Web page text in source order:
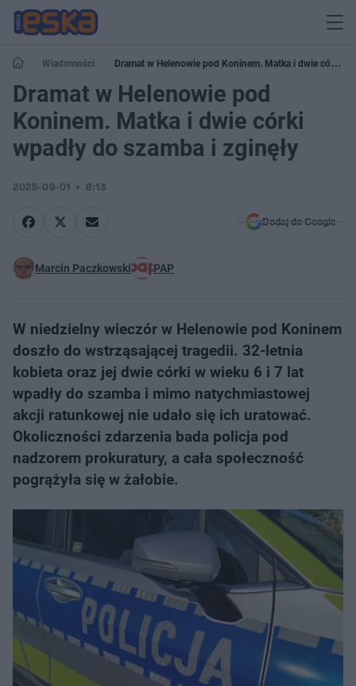
Wiadomości
Dramat w Helenowie pod Koninem. Matka i dwie córki
wpadły do szamba i zginęły
Dramat w Helenowie pod
Koninem. Matka i dwie córki
wpadły do szamba i zginęły
2025-09-01 8:13
Dodaj do Google
Marcin Paczkowski PAP
W niedzielny wieczór w Helenowie pod Koninem
doszło do wstrząsającej tragedii. 32-letnia
kobieta oraz jej dwie córki w wieku 6 i 7 lat
wpadły do szamba i mimo natychmiastowej
akcji ratunkowej nie udało się ich uratować.
Okoliczności zdarzenia bada policja pod
nadzorem prokuratury, a cała społeczność
pogrążyła się w żałobie.